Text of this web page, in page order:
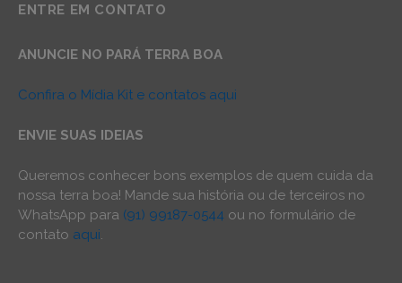
ENTRE EM CONTATO
ANUNCIE NO PARÁ TERRA BOA
Confira o Mídia Kit e contatos aqui
ENVIE SUAS IDEIAS
Queremos conhecer bons exemplos de quem cuida da
nossa terra boa! Mande sua história ou de terceiros no
WhatsApp para (91) 99187-0544 ou no formulário de
contato aqui.